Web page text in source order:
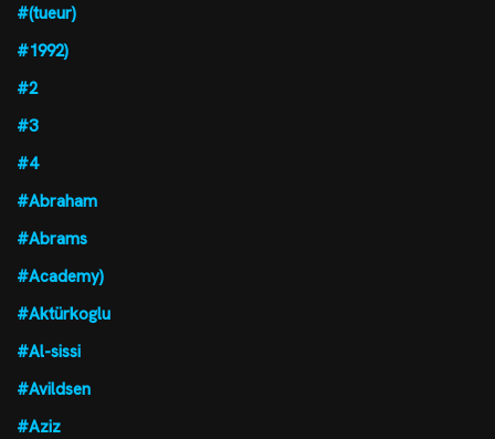
#(tueur)
#1992)
#2
#3
#4
#Abraham
#Abrams
#Academy)
#Aktürkoglu
#Al-sissi
#Avildsen
#Aziz